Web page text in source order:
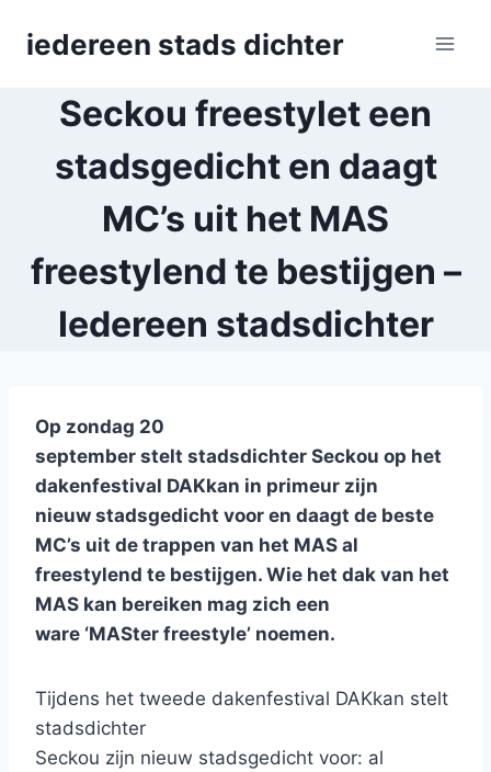
iedereen stads dichter
Seckou freestylet een
stadsgedicht en daagt
MC’s uit het MAS
freestylend te bestijgen –
Iedereen stadsdichter
Op zondag 20
september stelt stadsdichter Seckou op het
dakenfestival DAKkan in primeur zijn
nieuw stadsgedicht voor en daagt de beste
MC’s uit de trappen van het MAS al
freestylend te bestijgen. Wie het dak van het
MAS kan bereiken mag zich een
ware ‘MASter freestyle’ noemen.
Tijdens het tweede dakenfestival DAKkan stelt
stadsdichter
Seckou zijn nieuw stadsgedicht voor: al